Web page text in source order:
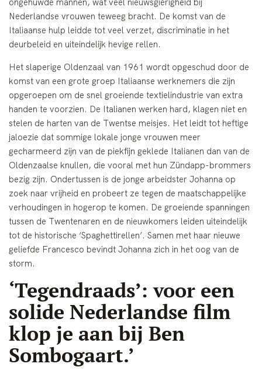
Nederlandse vrouwen teweeg bracht. De komst van de
Italiaanse hulp leidde tot veel verzet, discriminatie in het
deurbeleid en uiteindelijk hevige rellen.
Het slaperige Oldenzaal van 1961 wordt opgeschud door de
komst van een grote groep Italiaanse werknemers die zijn
opgeroepen om de snel groeiende textielindustrie van extra
handen te voorzien. De Italianen werken hard, klagen niet en
stelen de harten van de Twentse meisjes. Het leidt tot heftige
jaloezie dat sommige lokale jonge vrouwen meer
gecharmeerd zijn van de piekfijn geklede Italianen dan van de
Oldenzaalse knullen, die vooral met hun Zündapp-brommers
bezig zijn. Ondertussen is de jonge arbeidster Johanna op
zoek naar vrijheid en probeert ze tegen de maatschappelijke
verhoudingen in hogerop te komen. De groeiende spanningen
tussen de Twentenaren en de nieuwkomers leiden uiteindelijk
tot de historische ‘Spaghettirellen’. Samen met haar nieuwe
geliefde Francesco bevindt Johanna zich in het oog van de
storm.
‘Tegendraads’: voor een
solide Nederlandse film
klop je aan bij Ben
Sombogaart.’